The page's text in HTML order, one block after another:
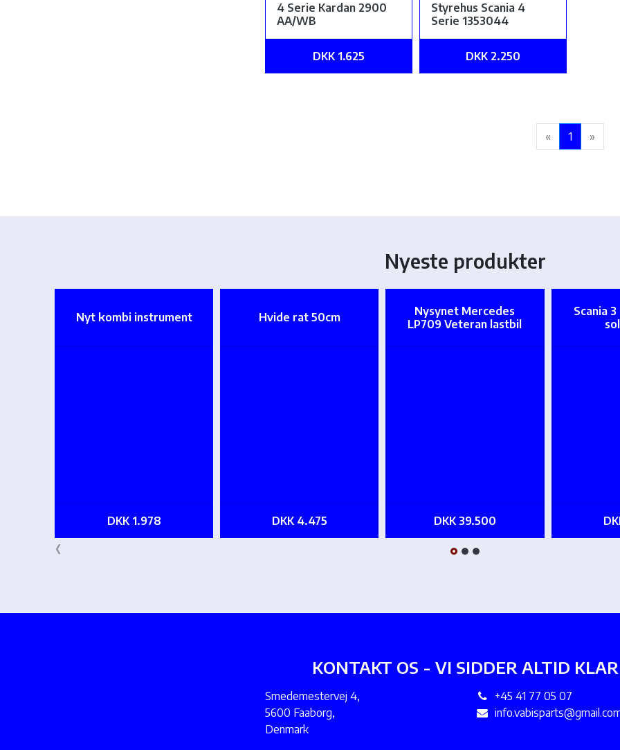
4 Serie Kardan 2900
AA/WB
DKK 1.625
Styrehus Scania 4
Serie 1353044
DKK 2.250
« 1 »
Nyeste produkter
Nyt kombi instrument
DKK 1.978
Hvide rat 50cm
DKK 4.475
Nysynet Mercedes
LP709 Veteran lastbil
DKK 39.500
Scania
‹
KONTAKT OS - VI SIDDER ALTID KLAR
Smedemestervej 4,
5600 Faaborg,
Denmark
+45 41 77 05 07